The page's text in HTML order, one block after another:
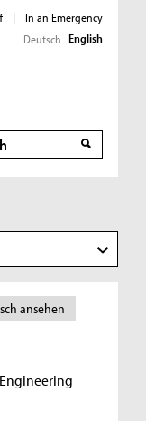
|
In an Emergency
Deutsch English
ansehen